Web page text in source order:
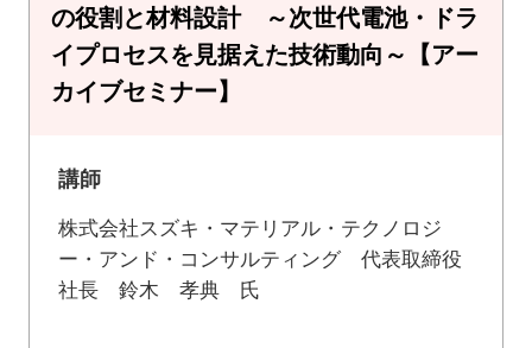
の役割と材料設計 ～次世代電池・ドラ
イプロセスを見据えた技術動向～【アー
カイブセミナー】
講師
株式会社スズキ・マテリアル・テクノロジ
ー・アンド・コンサルティング 代表取締役
社長 鈴木 孝典 氏